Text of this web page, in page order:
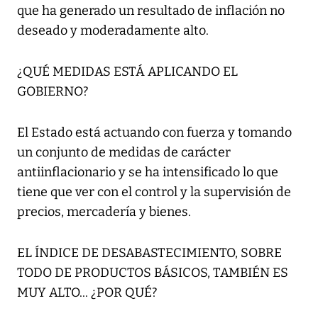
que ha generado un resultado de inflación no
deseado y moderadamente alto.
¿QUÉ MEDIDAS ESTÁ APLICANDO EL
GOBIERNO?
El Estado está actuando con fuerza y tomando
un conjunto de medidas de carácter
antiinflacionario y se ha intensificado lo que
tiene que ver con el control y la supervisión de
precios, mercadería y bienes.
EL ÍNDICE DE DESABASTECIMIENTO, SOBRE
TODO DE PRODUCTOS BÁSICOS, TAMBIÉN ES
MUY ALTO... ¿POR QUÉ?